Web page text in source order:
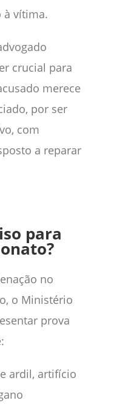
à vítima.
crucial para
merece
por ser
com
a reparar
para
no
o Ministério
prova
ardil, artifício